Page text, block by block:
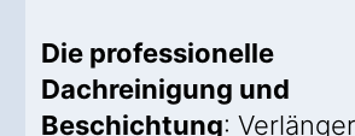
Die professionelle
Dachreinigung und
Beschichtung: